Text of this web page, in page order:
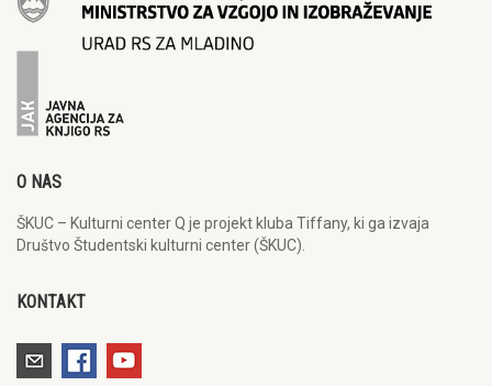
O NAS
ŠKUC – Kulturni center Q je projekt kluba Tiffany, ki ga izvaja
Društvo Študentski kulturni center (ŠKUC).
KONTAKT